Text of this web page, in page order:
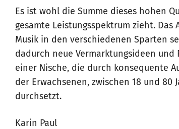
Es ist wohl die Summe dieses hohen
gesamte Leistungsspektrum zieht.
Musik in den verschiedenen Sparten
dadurch neue Vermarktungsideen
einer Nische, die durch konsequente
der Erwachsenen, zwischen 18 und
durchsetzt.
Karin Paul